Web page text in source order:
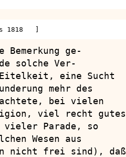
1818   ]
ge-
solche Ver-
eine Sucht
mehr des
bei vielen
viel recht gutes
vieler Parade, so
Wesen aus
nicht frei sind), daß